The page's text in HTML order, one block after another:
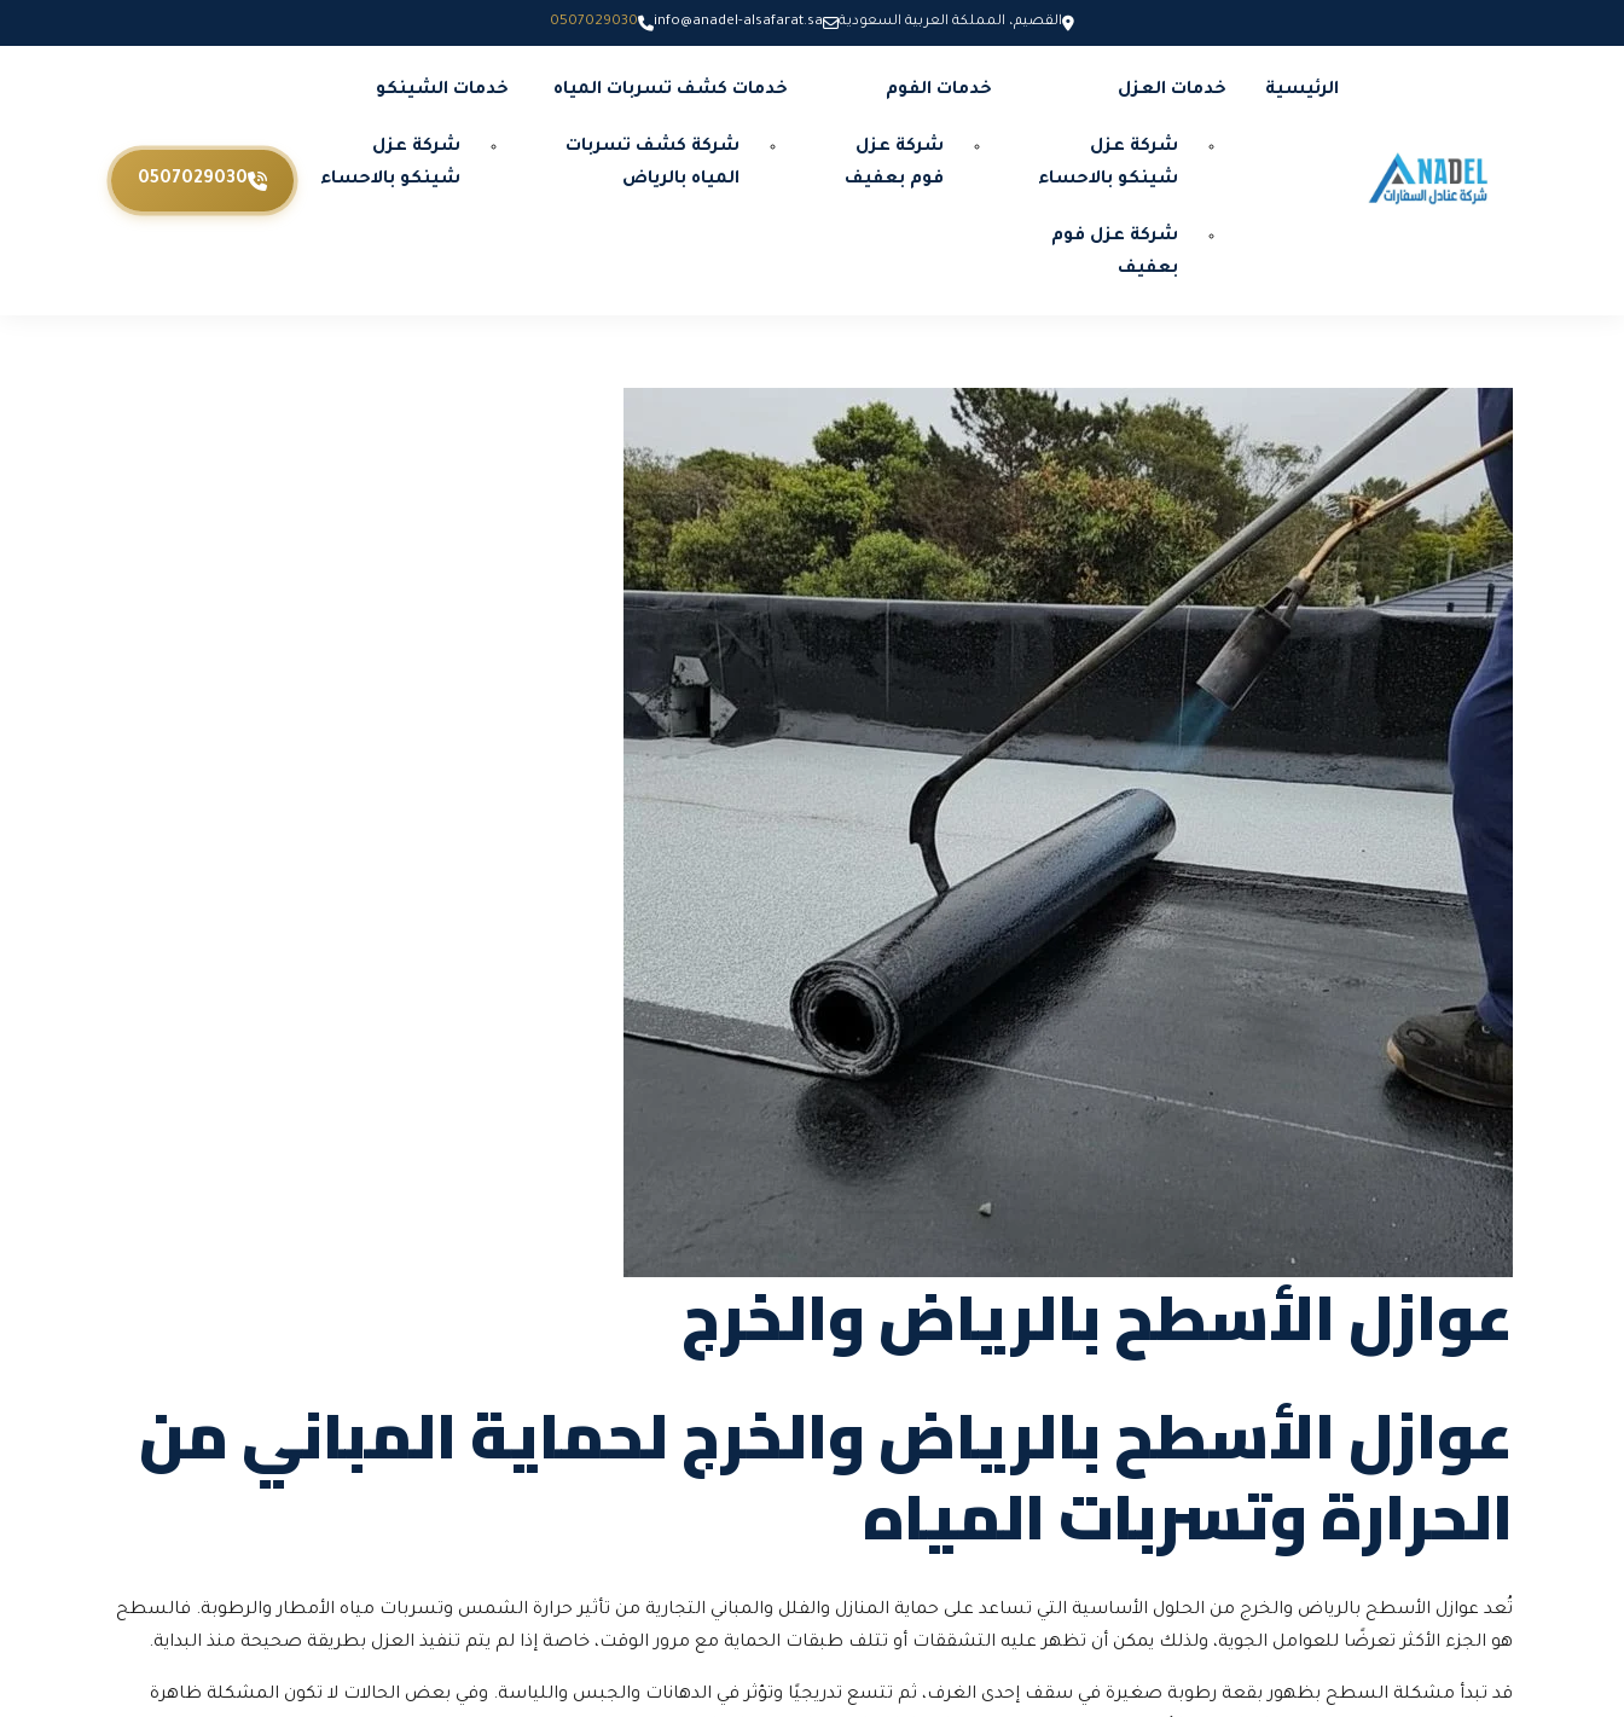
القصيم، المملكة العربية السعودية info@anadel-alsafarat.sa
0507029030
الرئيسية خدمات العزل
شركة عزل
شينكو بالاحساء
شركة عزل فوم
بعفيف
خدمات الفوم
شركة عزل
فوم بعفيف
خدمات كشف تسربات المياه
شركة كشف تسربات
المياه بالرياض
خدمات الشينكو
شركة عزل
شينكو بالاحساء
0507029030
عوازل الأسطح بالرياض والخرج
عوازل الأسطح بالرياض والخرج لحماية المباني من
الحرارة وتسربات المياه
تُعد عوازل الأسطح بالرياض والخرج من الحلول الأساسية التي تساعد على حماية المنازل والفلل والمباني التجارية من تأثير حرارة الشمس وتسربات مياه الأمطار والرطوبة. فالسطح
هو الجزء الأكثر تعرضًا للعوامل الجوية، ولذلك يمكن أن تظهر عليه التشققات أو تتلف طبقات الحماية مع مرور الوقت، خاصة إذا لم يتم تنفيذ العزل بطريقة صحيحة منذ البداية.
قد تبدأ مشكلة السطح بظهور بقعة رطوبة صغيرة في سقف إحدى الغرف، ثم تتسع تدريجيًا وتؤثر في الدهانات والجبس واللياسة. وفي بعض الحالات لا تكون المشكلة ظاهرة